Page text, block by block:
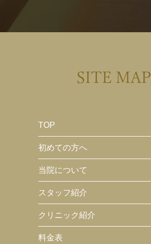
SITE MAP
TOP
初めての方へ
当院について
スタッフ紹介
クリニック紹介
料金表